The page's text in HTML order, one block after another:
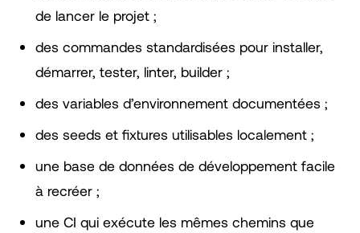
de lancer le projet ;
des commandes standardisées pour installer,
démarrer, tester, linter, builder ;
des variables d’environnement documentées ;
des seeds et fixtures utilisables localement ;
une base de données de développement facile
à recréer ;
une CI qui exécute les mêmes chemins que